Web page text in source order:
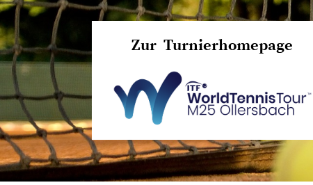
Zur Turnierhomepage